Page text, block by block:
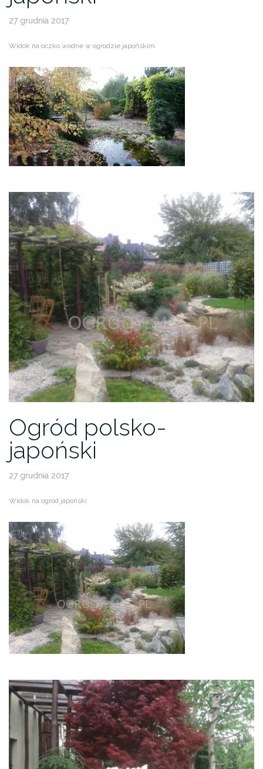
27 grudnia 2017
Widok na oczko wodne w ogrodzie japońskim
Ogród polsko-
japoński
27 grudnia 2017
Widok na ogród japoński